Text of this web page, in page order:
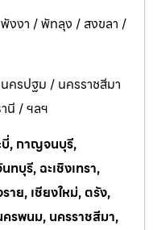
งงา / พัทลุง / สงขลา /
ครปฐม / นครราชสีมา
นี / ฯลฯ
บี่, กาญจนบุรี,
บุรี, ฉะเชิงเทรา,
ย, เชียงใหม่, ตรัง,
รพนม, นครราชสีมา,